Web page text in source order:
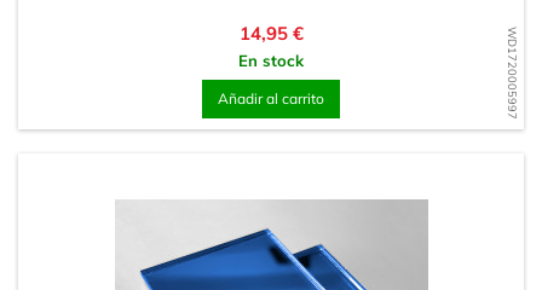
WD1720005997
Precio
14,95 €
En stock
Añadir al carrito